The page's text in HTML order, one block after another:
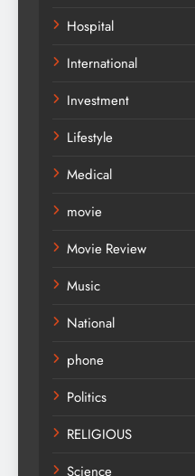
Hospital
International
Investment
Lifestyle
Medical
movie
Movie Review
Music
National
phone
Politics
RELIGIOUS
Science